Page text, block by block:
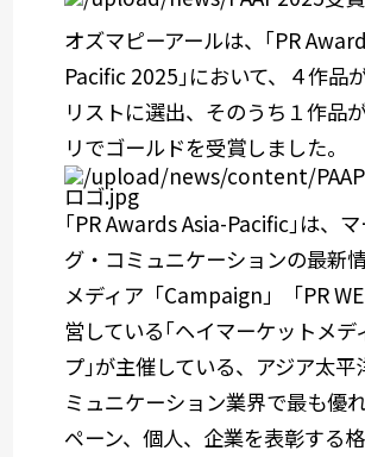
オズマピーアールは、｢PR
Pacific 2025｣において、４作品
リストに選出、そのうち１作品
リでゴールドを受賞しました。
｢PR Awards Asia-Pacific｣は、
グ・コミュニケーションの最新
メディア「Campaign」「PR
営している｢ヘイマーケットメデ
プ｣が主催している、アジア太平
ミュニケーション業界で最も優
ペーン、個人、企業を表彰する
サービスメニューから選ぶ
業種から選ぶ